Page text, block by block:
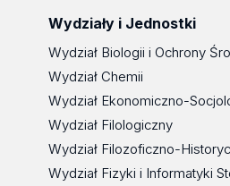
Wydziały i Jednostki
Wydział Biologii i Ochrony
Wydział Chemii
Wydział Ekonomiczno-
Wydział Filologiczny
Wydział Filozoficzno-
Wydział Fizyki i Informatyki